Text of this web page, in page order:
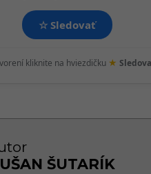
☆ Sledovať
kliknite na hviezdičku ★
ŠUTARÍK